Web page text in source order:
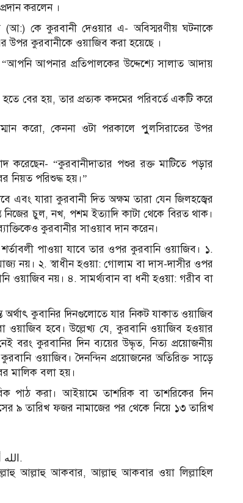
করলেন ।
কে কুরবানী দেওয়ার এ- অবিস্মরণীয় ঘটনাকে
উপর কুরবানীকে ওয়াজিব করা হয়েছে ।
“আপনি আপনার প্রতিপালকের উদ্দেশ্যে সালাত আদায়
বের হয়, তার প্রত্যক কদমের পরিবর্তে একটি করে
করো, কেননা ওটা পরকালে পুুলসিরাতের উপর
করেছেন- “কুরবানীদাতার পশুর রক্ত মাটিতে পড়ার
নিয়ত পরিশুদ্ধ হয়।”
এবং যারা কুরবানী দিত অক্ষম তারা যেন জিলহজ্বের
চুল, নখ, পশম ইত্যাদি কাটা থেকে বিরত থাক।
কুরবানীর সাওয়াব দান করেন।
পাওয়া যাবে তার ওপর কুরবানি ওয়াজিব। ১.
নয়। ২. স্বাধীন হওয়া: গোলাম বা দাস-দাসীর ওপর
নয়। ৪. সামর্থ্যবান বা ধনী হওয়া: গরীব বা
অর্থাৎ কুবানির দিনগুলোতে যার নিকট যাকাত ওয়াজিব
হবে। উল্লেখ্য যে, কুরবানি ওয়াজিব হওয়ার
বরং কুরবানির দিন ব্যয়ের উদ্ধৃত, নিত্য প্রয়োজনীয়
ওয়াজিব। দৈনন্দিন প্রয়োজনের অতিরিক্ত সাড়ে
মালিক বলা হয়।
পাঠ করা। আইয়ামে তাশরিক বা তাশরিকের দিন
৯ তারিখ ফজর নামাজের পর থেকে নিয়ে ১৩ তারিখ
الله أكبر الله أكبر، لا إله إلا الله والله أكبر الله أكبر ولله الحمد.
আল্লাহু আকবার, আল্লাহু আকবার ওয়া লিল্লাহিল